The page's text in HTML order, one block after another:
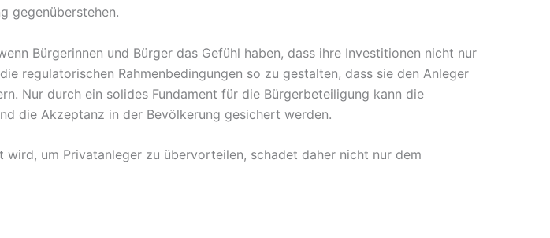
gegenüberstehen.
Bürgerinnen und Bürger das Gefühl haben, dass ihre Investitionen nicht nur
regulatorischen Rahmenbedingungen so zu gestalten, dass sie den Anleger
Nur durch ein solides Fundament für die Bürgerbeteiligung kann die
die Akzeptanz in der Bevölkerung gesichert werden.
um Privatanleger zu übervorteilen, schadet daher nicht nur dem